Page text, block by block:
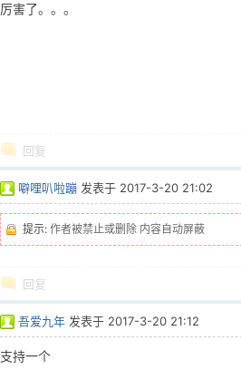
厉害了。。。
回复
噼哩叭啦蹦 发表于 2017-3-20 21:02
提示: 作者被禁止或删除 内容自动屏蔽
回复
吾爱九年 发表于 2017-3-20 21:12
支持一个